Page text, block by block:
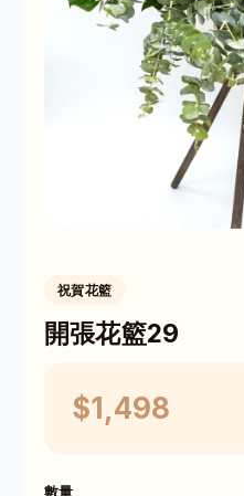
祝賀花籃
開張花籃29
$1,498
數量